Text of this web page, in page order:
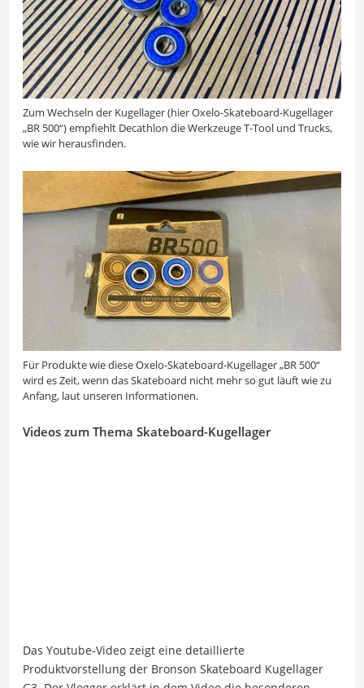
Zum Wechseln der Kugellager (hier Oxelo-Skateboard-Kugellager
„BR 500“) empfiehlt Decathlon die Werkzeuge T-Tool und Trucks,
wie wir herausfinden.
Für Produkte wie diese Oxelo-Skateboard-Kugellager „BR 500“
wird es Zeit, wenn das Skateboard nicht mehr so gut läuft wie zu
Anfang, laut unseren Informationen.
Videos zum Thema Skateboard-Kugellager
Das Youtube-Video zeigt eine detaillierte
Produktvorstellung der Bronson Skateboard Kugellager